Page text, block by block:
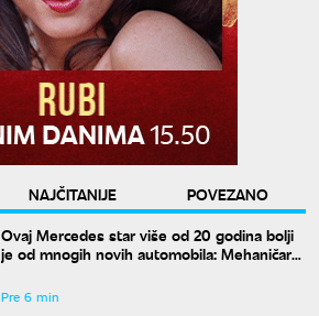
NAJČITANIJE
POVEZANO
Ovaj Mercedes star više od 20 godina bolji
je od mnogih novih automobila: Mehaničar
Pre 6 min